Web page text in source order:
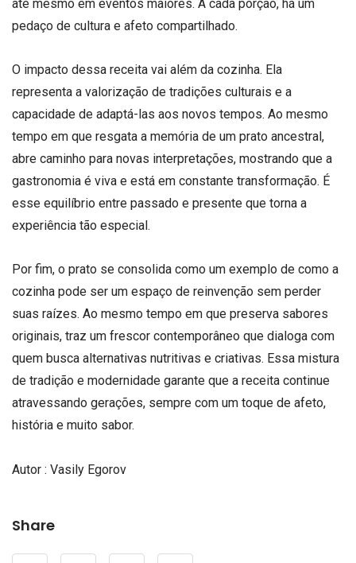
até mesmo em eventos maiores. A cada porção, há um
pedaço de cultura e afeto compartilhado.
O impacto dessa receita vai além da cozinha. Ela
representa a valorização de tradições culturais e a
capacidade de adaptá-las aos novos tempos. Ao mesmo
tempo em que resgata a memória de um prato ancestral,
abre caminho para novas interpretações, mostrando que a
gastronomia é viva e está em constante transformação. É
esse equilíbrio entre passado e presente que torna a
experiência tão especial.
Por fim, o prato se consolida como um exemplo de como a
cozinha pode ser um espaço de reinvenção sem perder
suas raízes. Ao mesmo tempo em que preserva sabores
originais, traz um frescor contemporâneo que dialoga com
quem busca alternativas nutritivas e criativas. Essa mistura
de tradição e modernidade garante que a receita continue
atravessando gerações, sempre com um toque de afeto,
história e muito sabor.
Autor : Vasily Egorov
Share